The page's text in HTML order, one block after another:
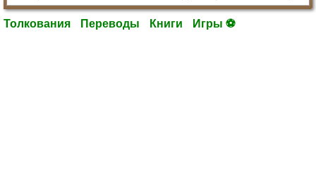
Толкования Переводы Книги Игры ⚽